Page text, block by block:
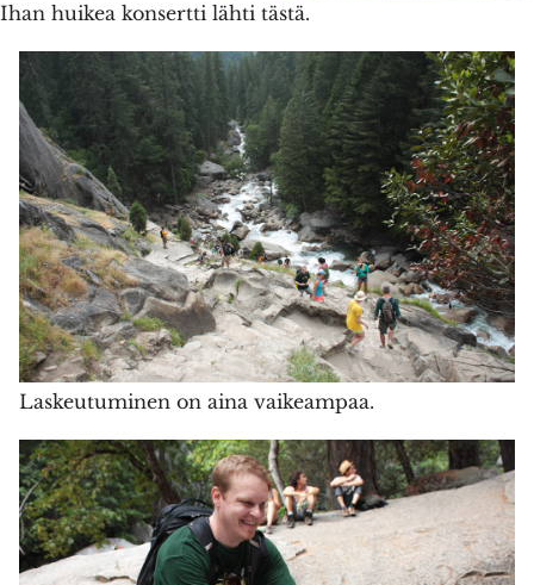
Ihan huikea konsertti lähti tästä.
Laskeutuminen on aina vaikeampaa.